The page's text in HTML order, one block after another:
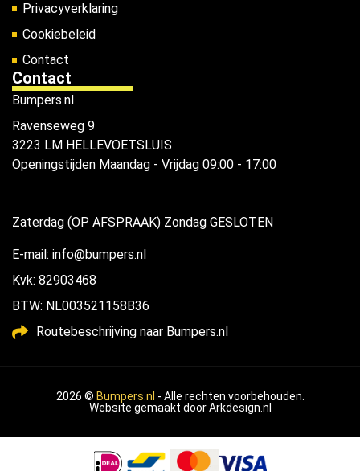
Privacyverklaring
Cookiebeleid
Contact
Contact
Bumpers.nl
Ravenseweg 9
3223 LM HELLEVOETSLUIS
Openingstijden Maandag - Vrijdag 09:00 - 17:00
Zaterdag (OP AFSPRAAK) Zondag GESLOTEN
E-mail: info@bumpers.nl
Kvk: 82903468
BTW: NL003521158B36
Routebeschrijving naar Bumpers.nl
2026 © Bumpers.nl - Alle rechten voorbehouden.
Website gemaakt doorArkdesign.nl